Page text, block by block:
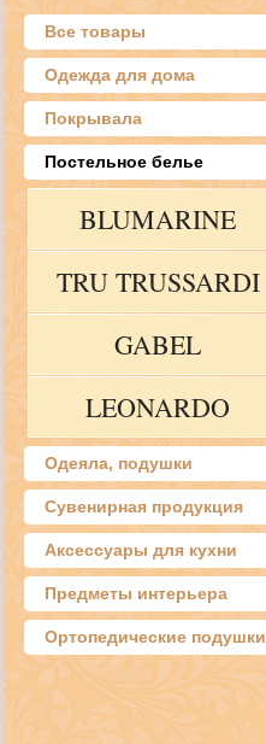
Все товары
Одежда для дома
Покрывала
Постельное белье
BLUMARINE
TRU TRUSSARDI
GABEL
LEONARDO
Одеяла, подушки
Сувенирная продукция
Аксессуары для кухни
Предметы интерьера
Ортопедические подушки